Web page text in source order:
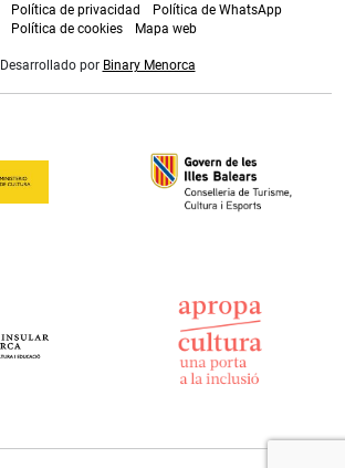
Política de privacidad
Política de WhatsApp
Política de cookies
Mapa web
Desarrollado por Binary Menorca